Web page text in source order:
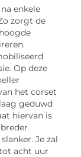
enkele
zorgt de
Op deze
het corset
geduwd
hiervan is
Je zal
acht uur